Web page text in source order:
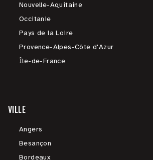
Nouvelle-Aquitaine
Occitanie
Pays de la Loire
Provence-Alpes-Côte d'Azur
Île-de-France
VILLE
Angers
Besançon
Bordeaux